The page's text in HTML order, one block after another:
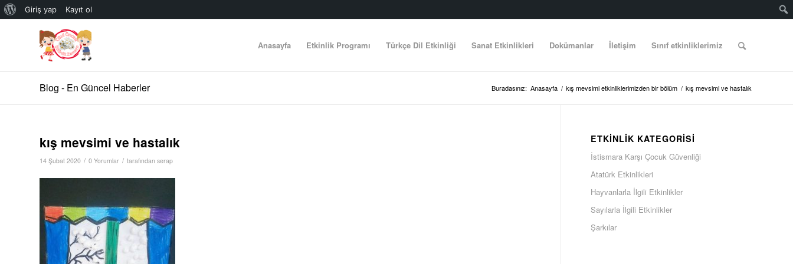
WordPress
Giriş yap Kayıt ol
Anasayfa Etkinlik Programı Türkçe Dil Etkinliği Sanat Etkinlikleri Dokümanlar İletişim Sınıf etkinliklerimiz
Blog - En Güncel Haberler Buradasınız: Anasayfa / kış mevsimi etkinliklerimizden bir bölüm / kış mevsimi ve hastalık
kış mevsimi ve hastalık
14 Şubat 2020 / 0 Yorumlar / tarafından serap
ETKINLIK KATEGORISI
İstismara Karşı Çocuk Güvenliği
Atatürk Etkinlikleri
Hayvanlarla İlgili Etkinlikler
Sayılarla İlgili Etkinlikler
Şarkılar